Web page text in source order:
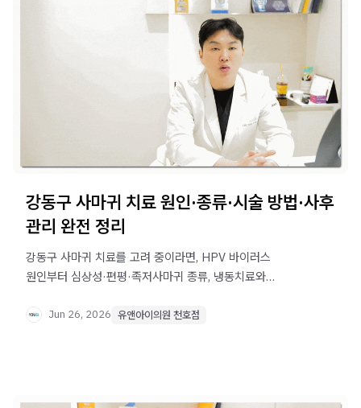
강동구 사마귀 치료 원인·종류·시술 방법·사후
관리 완전 정리
강동구 사마귀 치료를 고려 중이라면, HPV 바이러스
원인부터 심상성·편평·족저사마귀 종류, 냉동치료와
확인하세요.
Jun 26, 2026 유앤아이의원 천호점